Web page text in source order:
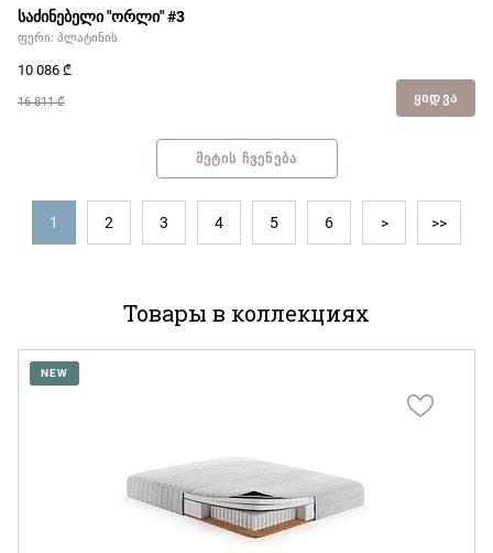
საძინებელი "ორლი" #3
ფერი: პლატინის
16 811 ₾
10 086 ₾
ᲧᲘᲓᲕᲐ
ᲛᲔᲢᲘᲡ ᲩᲕᲔᲜᲔᲑᲐ
1 2 3 4 5 6 > >>
Товары в коллекциях
NEW